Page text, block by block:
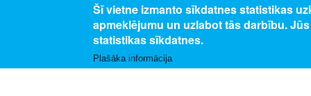
Darbības programmas “Izaugsme un
izglītojamajiem vispārējās un profesionālās
profesionālās izglītības iestādēs”.
Šī vietne izmanto sīkdatnes statistikas
apmeklējumu un uzlabot tās darbību.
statistikas sīkdatnes.
Plašāka informācija